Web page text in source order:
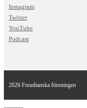
Instagram
Twitter
YouTube
Podcast
2026 Freudianska föreningen